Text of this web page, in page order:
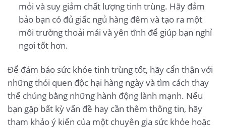
mỏi và suy giảm chất lượng tinh trùng. Hãy đảm
bảo bạn có đủ giấc ngủ hàng đêm và tạo ra một
môi trường thoải mái và yên tĩnh để giúp bạn nghỉ
ngơi tốt hơn.
Để đảm bảo sức khỏe tinh trùng tốt, hãy cẩn thận với
những thói quen độc hại hàng ngày và tìm cách thay
thế chúng bằng những hành động lành mạnh. Nếu
bạn gặp bất kỳ vấn đề hay cần thêm thông tin, hãy
tham khảo ý kiến của một chuyên gia sức khỏe hoặc